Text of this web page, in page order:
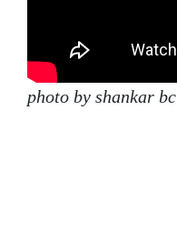
photo by shankar bc